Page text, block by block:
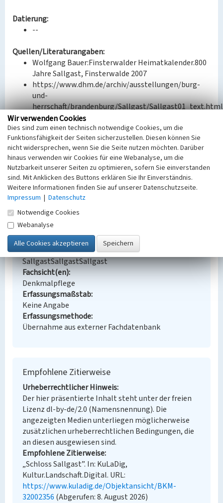
Datierung:
--
Quellen/Literaturangaben:
Wolfgang Bauer:Finsterwalder Heimatkalender.800
Jahre Sallgast, Finsterwalde 2007
https://www.dhm.de/archiv/ausstellungen/burg-
und-
herrschaft/brandenburg/Sallgast/Sallgast01_text.html
(Zugriff 12.09.2023)
https://www.amt-kleine-
elster.de/gemeinden/sallgast (Zugriff 22.09.2023)
BKM-Nummer: 32002356
(Erfassungsprojekt Lausitz, BLDAM 2023)
Schloss Sallgast
Schlagwörter
Schloss (Bauwerk)
Ort
SallgastSallgastSallgast
Fachsicht(en)
Denkmalpflege
Erfassungsmaßstab
Keine Angabe
Erfassungsmethode
Übernahme aus externer Fachdatenbank
Empfohlene Zitierweise
Urheberrechtlicher Hinweis
Der hier präsentierte Inhalt steht unter der freien
Lizenz dl-by-de/2.0 (Namensnennung). Die
angezeigten Medien unterliegen möglicherweise
zusätzlichen urheberrechtlichen Bedingungen, die
an diesen ausgewiesen sind.
Empfohlene Zitierweise
„Schloss Sallgast”. In: KuLaDig,
Kultur.Landschaft.Digital. URL:
https://www.kuladig.de/Objektansicht/BKM-
32002356 (Abgerufen: 8. August 2026)
Wir verwenden Cookies
Dies sind zum einen technisch notwendige Cookies, um die
Funktionsfähigkeit der Seiten sicherzustellen. Diesen können Sie
nicht widersprechen, wenn Sie die Seite nutzen möchten. Darüber
hinaus verwenden wir Cookies für eine Webanalyse, um die
Nutzbarkeit unserer Seiten zu optimieren, sofern Sie einverstanden
sind. Mit Anklicken des Buttons erklären Sie Ihr Einverständnis.
Weitere Informationen finden Sie auf unserer Datenschutzseite.
Impressum | Datenschutz
Notwendige Cookies
Webanalyse